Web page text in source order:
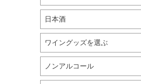
日本酒
ワイングッズを選ぶ
ノンアルコール